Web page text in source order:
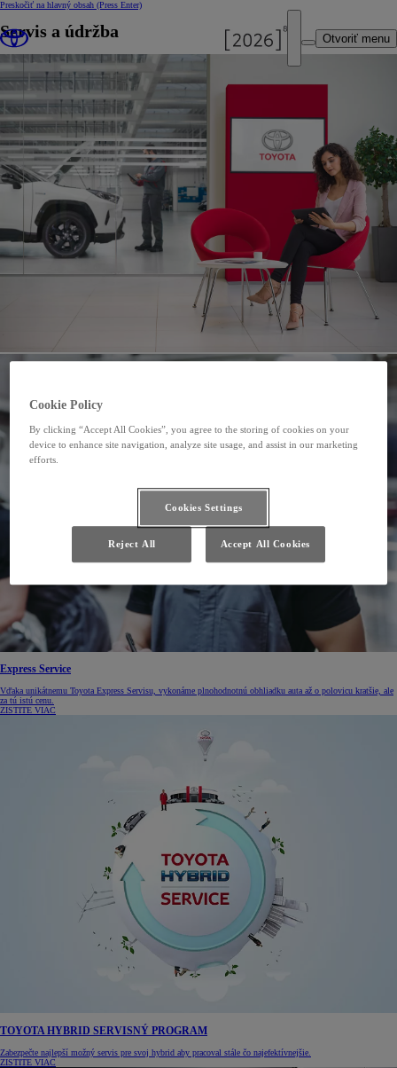
Preskočiť na hlavný obsah (Press Enter)
Otvoriť menu
Servis a údržba
Express Service
Vďaka unikátnemu Toyota Express Servisu, vykonáme plnohodnotnú obhliadku auta až o polovicu kratšie, ale
za tú istú cenu.
ZISTITE VIAC
TOYOTA HYBRID SERVISNÝ PROGRAM
Zabezpečte najlepší možný servis pre svoj hybrid aby pracoval stále čo najefektívnejšie.
ZISTITE VIAC
Cookie Policy
By clicking “Accept All Cookies”, you agree to the storing of cookies on your
device to enhance site navigation, analyze site usage, and assist in our marketing
efforts.
Cookies Settings
Reject All Accept All Cookies